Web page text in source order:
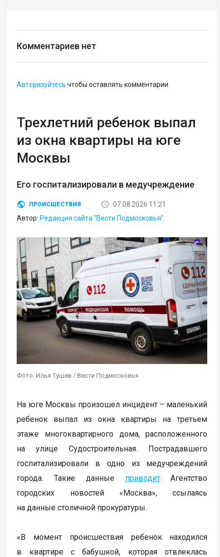
Комментариев нет
Авторизуйтесь чтобы оставлять комментарии
Трехлетний ребенок выпал
из окна квартиры на юге
Москвы
Его госпитализировали в медучреждение
ПРОИСШЕСТВИЯ
07.08.2026 11:21
Автор: Редакция сайта "Вести Подмосковья"
Фото: Илья Тушев / Вести Подмосковья
На юге Москвы произошел инцидент – маленький
ребенок выпал из окна квартиры на третьем
этаже многоквартирного дома, расположенного
на улице Судостроительная. Пострадавшего
госпитализировали в одно из медучреждений
города. Такие данные приводитАгентство
городских новостей «Москва», ссылаясь
на данные столичной прокуратуры.
«В момент происшествия ребенок находился
в квартире с бабушкой, которая отвлеклась